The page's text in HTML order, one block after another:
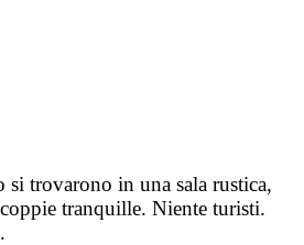
trovarono in una sala rustica,
tranquille. Niente turisti.